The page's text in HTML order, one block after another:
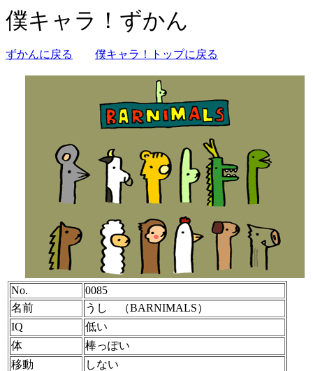
僕キャラ！ずかん
ずかんに戻る 僕キャラ！トップに戻る
No.
0085
名前
うし （BARNIMALS）
IQ
低い
体
棒っぽい
移動
しない